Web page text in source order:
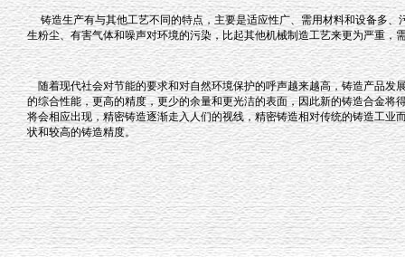
铸造生产有与其他工艺不同的特点，主要是适应性广、需用材料和设备多、
生粉尘、有害气体和噪声对环境的污染，比起其他机械制造工艺来更为严重，
随着现代社会对节能的要求和对自然环境保护的呼声越来越高，铸造产品发
的综合性能，更高的精度，更少的余量和更光洁的表面，因此新的铸造合金将
将会相应出现，精密铸造逐渐走入人们的视线，精密铸造相对传统的铸造工业
状和较高的铸造精度。